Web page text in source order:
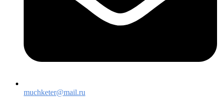
muchketer@mail.ru